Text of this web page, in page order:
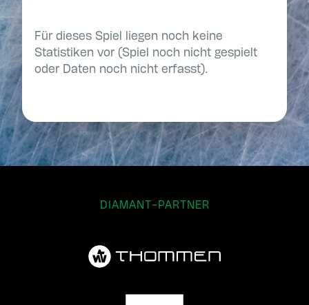
Für dieses Spiel liegen noch keine
Statistiken vor (Spiel noch nicht gespielt
oder Daten noch nicht erfasst).
DIAMANT-PARTNER